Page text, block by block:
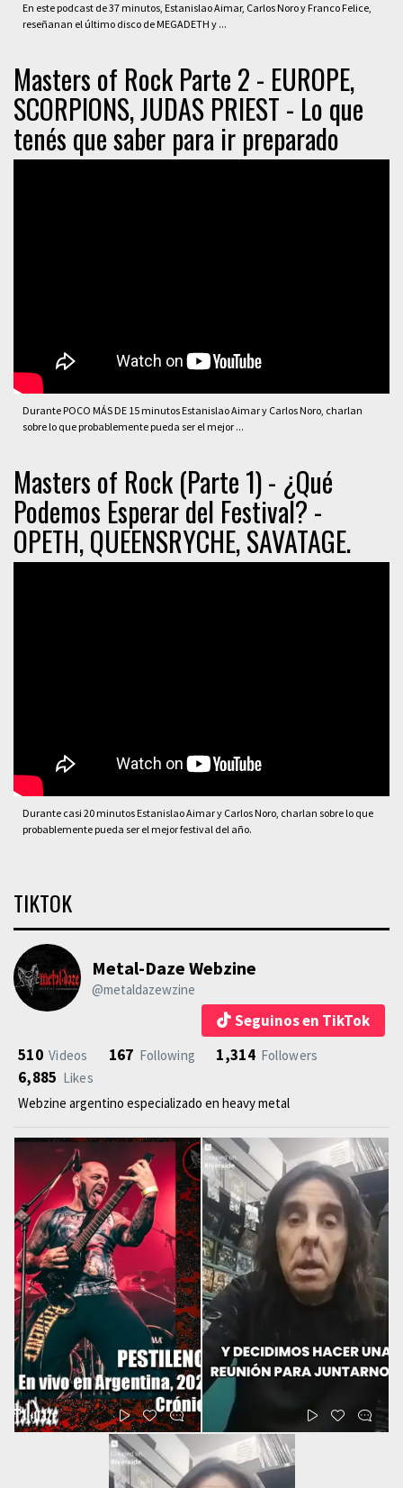
En este podcast de 37 minutos, Estanislao Aimar, Carlos Noro y Franco Felice,
reseñanan el último disco de MEGADETH y ...
Masters of Rock Parte 2 - EUROPE,
SCORPIONS, JUDAS PRIEST - Lo que
tenés que saber para ir preparado
Durante POCO MÁS DE 15 minutos Estanislao Aimar y Carlos Noro, charlan
sobre lo que probablemente pueda ser el mejor ...
Masters of Rock (Parte 1) - ¿Qué
Podemos Esperar del Festival? -
OPETH, QUEENSRYCHE, SAVATAGE.
Durante casi 20 minutos Estanislao Aimar y Carlos Noro, charlan sobre lo que
probablemente pueda ser el mejor festival del año.
TIKTOK
Metal-Daze Webzine
@metaldazewzine
Seguinos en TikTok
510 Videos 167 Following 1,314 Followers
6,885 Likes
Webzine argentino especializado en heavy metal